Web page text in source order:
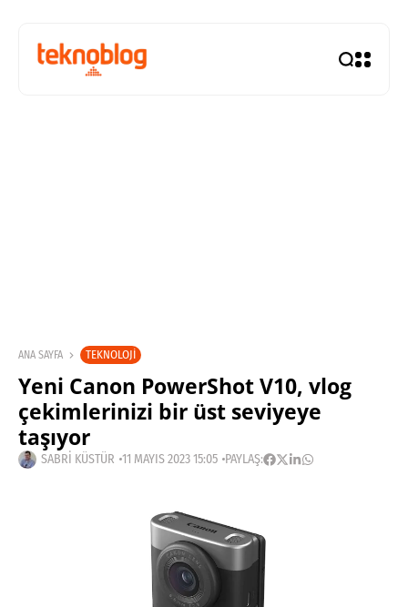
ANA SAYFA TEKNOLOJI
Yeni Canon PowerShot V10, vlog
çekimlerinizi bir üst seviyeye
taşıyor
SABRI KÜSTÜR 11 MAYIS 2023 15:05 PAYLAŞ: